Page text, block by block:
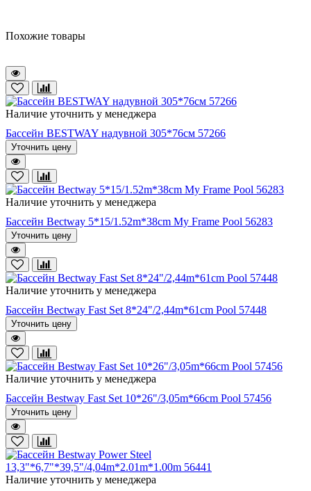
Похожие товары
Наличие уточнить у менеджера
Бассейн BESTWAY надувной 305*76см 57266
Уточнить цену
Наличие уточнить у менеджера
Бассейн Bectway 5*15/1.52m*38cm My Frame Pool 56283
Уточнить цену
Наличие уточнить у менеджера
Бассейн Bectway Fast Set 8*24"/2,44m*61cm Pool 57448
Уточнить цену
Наличие уточнить у менеджера
Бассейн Bestway Fast Set 10*26"/3,05m*66cm Pool 57456
Уточнить цену
Наличие уточнить у менеджера